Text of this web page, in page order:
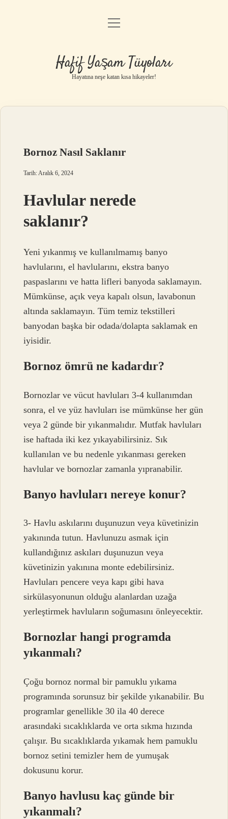
Anasayfa
Yasal Uyarı
menüyü
Hafif Yaşam Tüyoları
Hayatına neşe katan kısa hikayeler!
Bornoz Nasıl Saklanır
Tarih: Aralık 6, 2024
Havlular nerede
saklanır?
Yeni yıkanmış ve kullanılmamış banyo
havlularını, el havlularını, ekstra banyo
paspaslarını ve hatta lifleri banyoda saklamayın.
Mümkünse, açık veya kapalı olsun, lavabonun
altında saklamayın. Tüm temiz tekstilleri
banyodan başka bir odada/dolapta saklamak en
iyisidir.
Bornoz ömrü ne kadardır?
Bornozlar ve vücut havluları 3-4 kullanımdan
sonra, el ve yüz havluları ise mümkünse her gün
veya 2 günde bir yıkanmalıdır. Mutfak havluları
ise haftada iki kez yıkayabilirsiniz. Sık
kullanılan ve bu nedenle yıkanması gereken
havlular ve bornozlar zamanla yıpranabilir.
Banyo havluları nereye konur?
3- Havlu askılarını duşunuzun veya küvetinizin
yakınında tutun. Havlunuzu asmak için
kullandığınız askıları duşunuzun veya
küvetinizin yakınına monte edebilirsiniz.
Havluları pencere veya kapı gibi hava
sirkülasyonunun olduğu alanlardan uzağa
yerleştirmek havluların soğumasını önleyecektir.
Bornozlar hangi programda
yıkanmalı?
Çoğu bornoz normal bir pamuklu yıkama
programında sorunsuz bir şekilde yıkanabilir. Bu
programlar genellikle 30 ila 40 derece
arasındaki sıcaklıklarda ve orta sıkma hızında
çalışır. Bu sıcaklıklarda yıkamak hem pamuklu
bornoz setini temizler hem de yumuşak
dokusunu korur.
Banyo havlusu kaç günde bir
yıkanmalı?